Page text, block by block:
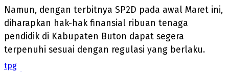
Namun, dengan terbitnya SP2D pada awal Maret ini,
diharapkan hak-hak finansial ribuan tenaga
pendidik di Kabupaten Buton dapat segera
terpenuhi sesuai dengan regulasi yang berlaku.
tpg